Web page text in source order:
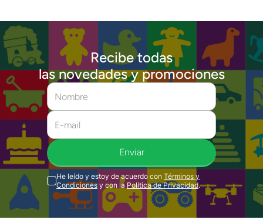
Recibe todas
las novedades y promociones
Enviar
He leído y estoy de acuerdo con Términos y
Condiciones y con la Política de Privacidad.